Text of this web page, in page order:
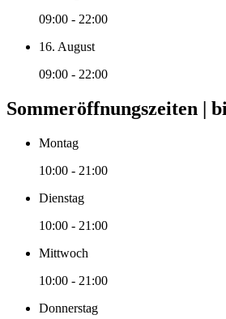
09:00 - 22:00
16. August
09:00 - 22:00
Sommeröffnungszeiten |
Montag
10:00 - 21:00
Dienstag
10:00 - 21:00
Mittwoch
10:00 - 21:00
Donnerstag